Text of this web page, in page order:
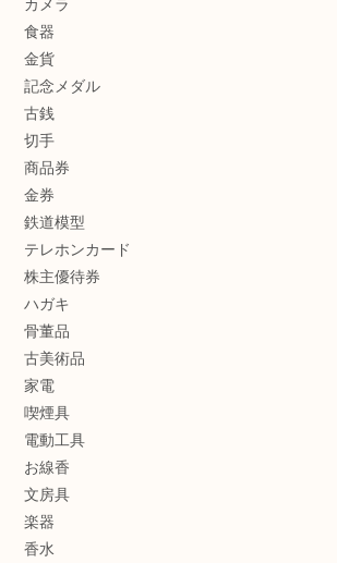
食器
金貨
記念メダル
古銭
切手
商品券
金券
鉄道模型
テレホンカード
株主優待券
ハガキ
骨董品
古美術品
家電
喫煙具
電動工具
お線香
文房具
楽器
香水